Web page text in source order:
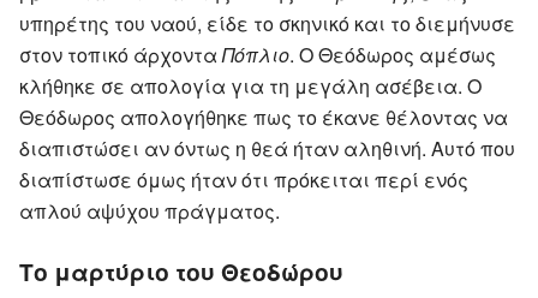
υπηρέτης του ναού, είδε το σκηνικό και το διεμήνυσε
στον τοπικό άρχονταΠόπλιο. Ο Θεόδωρος αμέσως
κλήθηκε σε απολογία για τη μεγάλη ασέβεια. Ο
Θεόδωρος απολογήθηκε πως το έκανε θέλοντας να
διαπιστώσει αν όντως η θεά ήταν αληθινή. Αυτό που
διαπίστωσε όμως ήταν ότι πρόκειται περί ενός
απλού αψύχου πράγματος.
Το μαρτύριο του Θεοδώρου